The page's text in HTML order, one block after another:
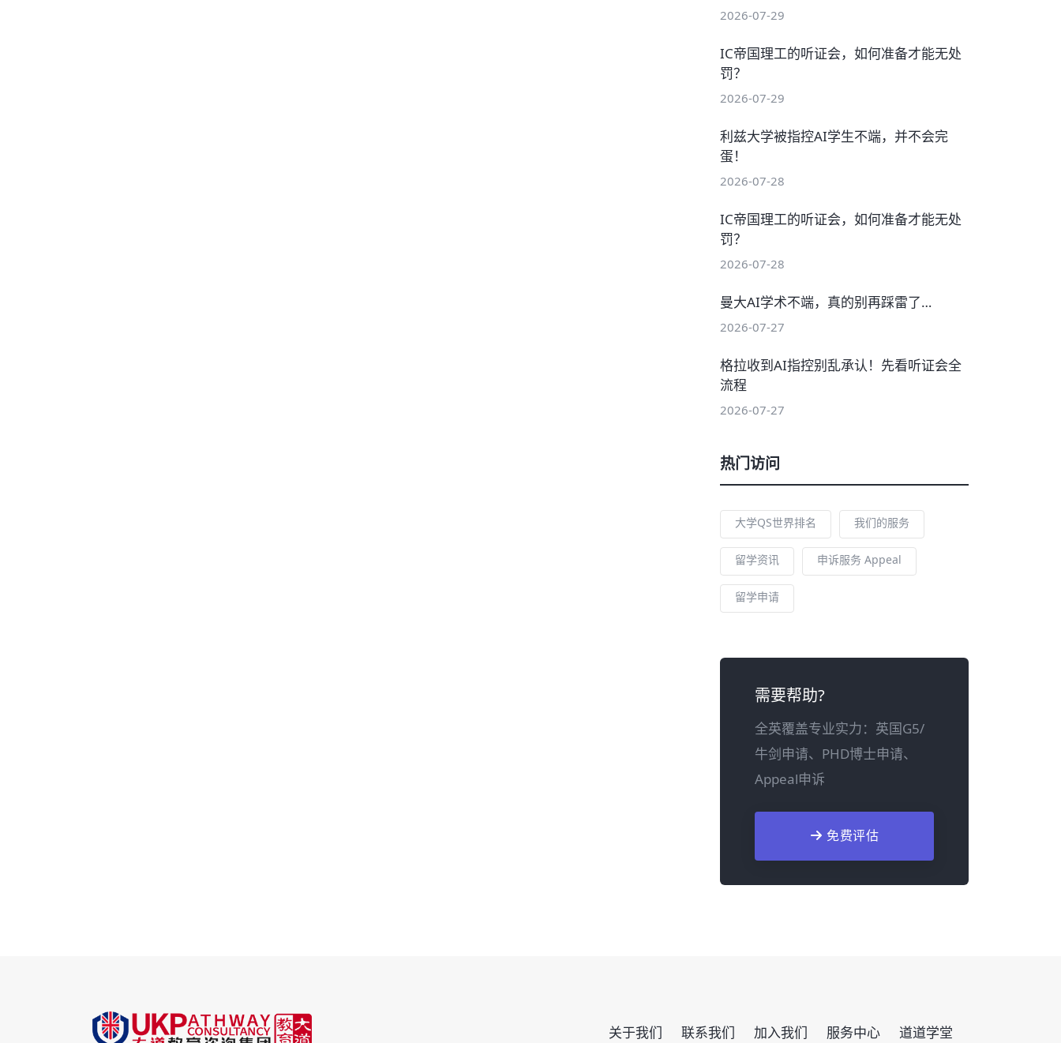
2026-07-29
IC帝国理工的听证会，如何准备才能无处
罚？
2026-07-29
利兹大学被指控AI学生不端，并不会完
蛋！
2026-07-28
IC帝国理工的听证会，如何准备才能无处
罚？
2026-07-28
曼大AI学术不端，真的别再踩雷了…
2026-07-27
格拉收到AI指控别乱承认！先看听证会全
流程
2026-07-27
热门访问
大学QS世界排名 我们的服务
留学资讯 申诉服务 Appeal
留学申请
需要帮助?
全英覆盖专业实力：英国G5/
牛剑申请、PHD博士申请、
Appeal申诉
免费评估
关于我们 联系我们 加入我们 服务中心 道道学堂